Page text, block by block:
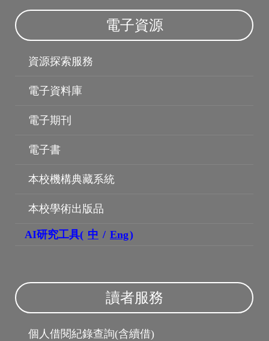
電子資源
資源探索服務
電子資料庫
電子期刊
電子書
本校機構典藏系統
本校學術出版品
AI研究工具( 中 / Eng)
讀者服務
個人借閱紀錄查詢(含續借)